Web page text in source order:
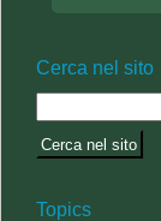
Cerca nel sito
Topics